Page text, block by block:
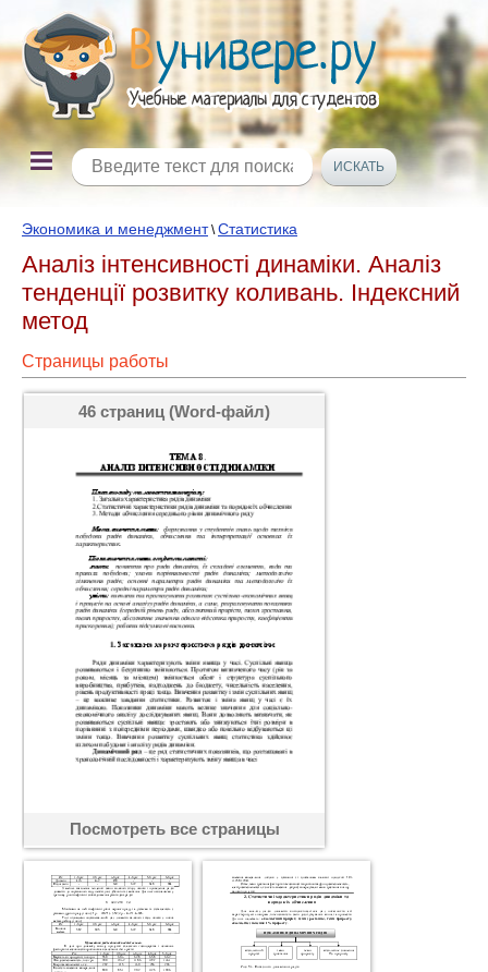
Экономика и менеджмент\Статистика
Аналіз інтенсивності динаміки. Аналіз
тенденції розвитку коливань. Індексний
метод
Страницы работы
46 страниц (Word-файл)
Посмотреть все страницы